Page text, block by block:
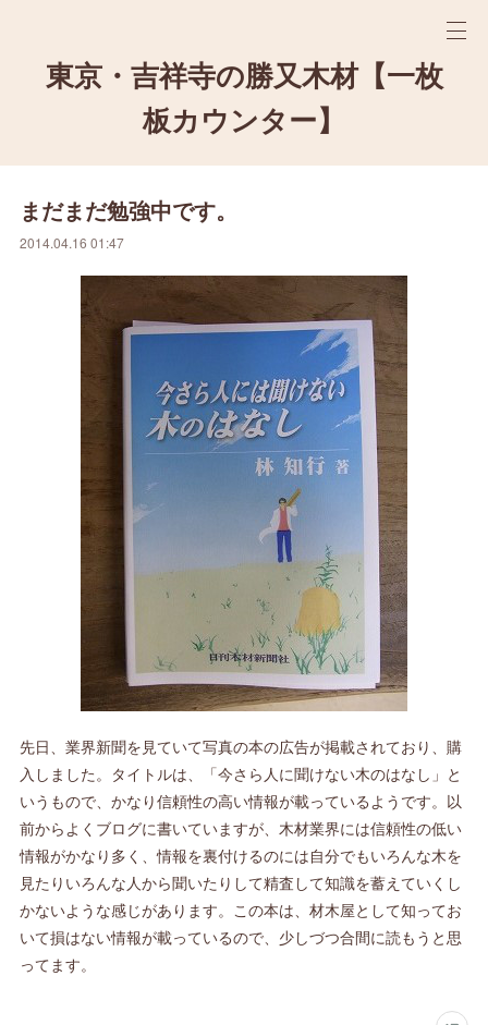
東京・吉祥寺の勝又木材【一枚
板カウンター】
まだまだ勉強中です。
2014.04.16 01:47
先日、業界新聞を見ていて写真の本の広告が掲載されており、購
入しました。タイトルは、「今さら人に聞けない木のはなし」と
いうもので、かなり信頼性の高い情報が載っているようです。以
前からよくブログに書いていますが、木材業界には信頼性の低い
情報がかなり多く、情報を裏付けるのには自分でもいろんな木を
見たりいろんな人から聞いたりして精査して知識を蓄えていくし
かないような感じがあります。この本は、材木屋として知ってお
いて損はない情報が載っているので、少しづつ合間に読もうと思
ってます。